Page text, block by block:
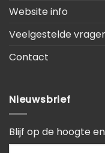
Website info
Veelgestelde
Contact
Nieuwsbrief
Blijf op de hoogte